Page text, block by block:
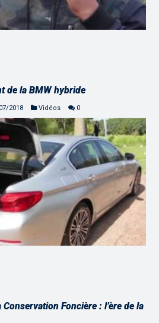
de la BMW hybride
2018 Vidéos 0
Foncière : l’ère de la